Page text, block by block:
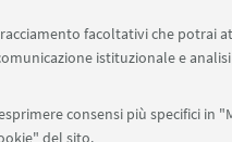
facoltativi che potrai
istituzionale e
consensi più specifici in
del sito.